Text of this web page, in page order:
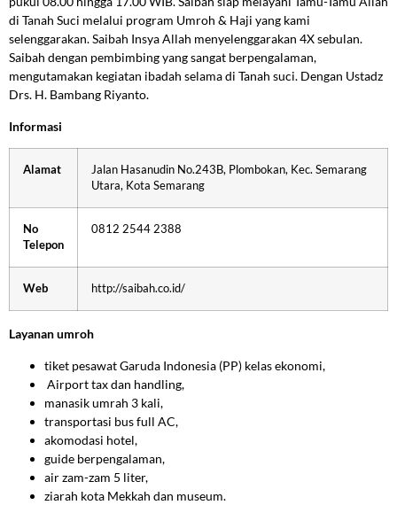
di Tanah Suci melalui program Umroh & Haji yang kami
selenggarakan. Saibah Insya Allah menyelenggarakan 4X sebulan.
Saibah dengan pembimbing yang sangat berpengalaman,
mengutamakan kegiatan ibadah selama di Tanah suci. Dengan Ustadz
Drs. H. Bambang Riyanto.
Informasi
Alamat
Jalan Hasanudin No.243B, Plombokan, Kec. Semarang
Utara, Kota Semarang
No
Telepon
0812 2544 2388
Web http://saibah.co.id/
Layanan umroh
tiket pesawat Garuda Indonesia (PP) kelas ekonomi,
Airport tax dan handling,
manasik umrah 3 kali,
transportasi bus full AC,
akomodasi hotel,
guide berpengalaman,
air zam-zam 5 liter,
ziarah kota Mekkah dan museum.